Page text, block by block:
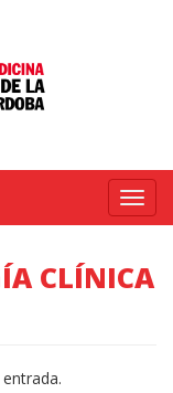
Menú
CLÍNICA